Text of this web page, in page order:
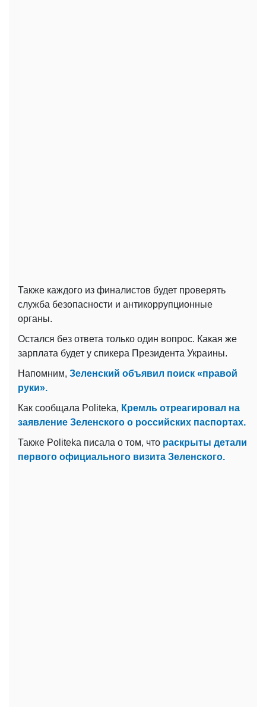
Также каждого из финалистов будет проверять
служба безопасности и антикоррупционные
органы.
Остался без ответа только один вопрос. Какая же
зарплата будет у спикера Президента Украины.
Напомним, Зеленский объявил поиск «правой
руки».
Как сообщала Politeka, Кремль отреагировал на
заявление Зеленского о российских паспортах.
Также Politeka писала о том, что раскрыты детали
первого официального визита Зеленского.